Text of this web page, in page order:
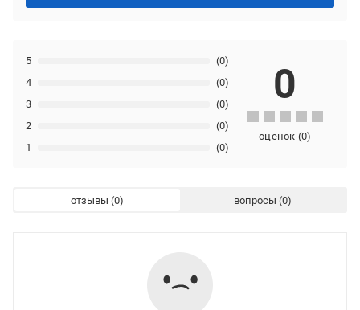
1 (0)
2 (0)
3 (0)
4 (0)
5 (0)
0
оценок (0)
отзывы вопросы